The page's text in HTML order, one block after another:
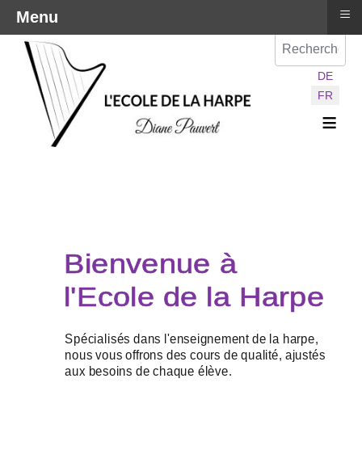
Sélectionnez
DE
FR
≡
Menu ≡